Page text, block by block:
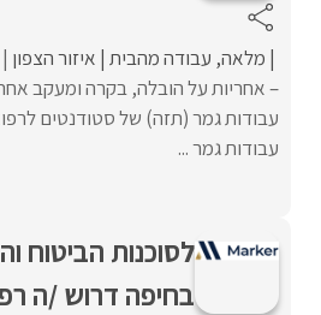
מלאה עבודה מהבית איזור הצפון
– אחריות על הובלה, בקרה ומעקב
עבודות גמר (תזה) של סטודנטים
עבודות גמר ...
לסוכנות הביטוח
בחיפה דרוש /ה